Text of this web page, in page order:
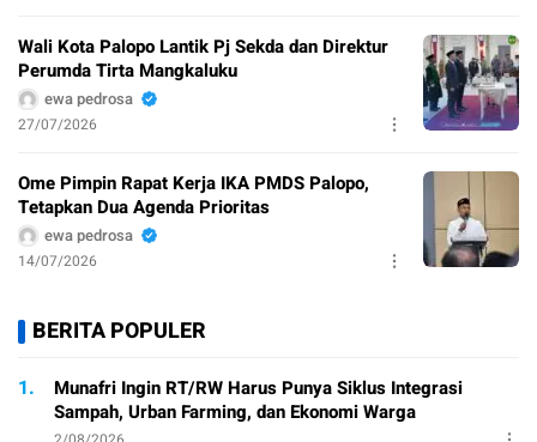
Wali Kota Palopo Lantik Pj Sekda dan Direktur
Perumda Tirta Mangkaluku
ewa pedrosa
27/07/2026
Ome Pimpin Rapat Kerja IKA PMDS Palopo,
Tetapkan Dua Agenda Prioritas
ewa pedrosa
14/07/2026
BERITA POPULER
1.
Munafri Ingin RT/RW Harus Punya Siklus Integrasi
Sampah, Urban Farming, dan Ekonomi Warga